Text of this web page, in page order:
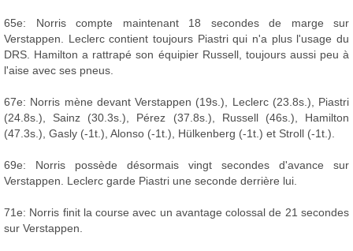
65e: Norris compte maintenant 18 secondes de marge sur
Verstappen. Leclerc contient toujours Piastri qui n'a plus l'usage du
DRS. Hamilton a rattrapé son équipier Russell, toujours aussi peu à
l'aise avec ses pneus.
67e: Norris mène devant Verstappen (19s.), Leclerc (23.8s.), Piastri
(24.8s.), Sainz (30.3s.), Pérez (37.8s.), Russell (46s.), Hamilton
(47.3s.), Gasly (-1t.), Alonso (-1t.), Hülkenberg (-1t.) et Stroll (-1t.).
69e: Norris possède désormais vingt secondes d'avance sur
Verstappen. Leclerc garde Piastri une seconde derrière lui.
71e: Norris finit la course avec un avantage colossal de 21 secondes
sur Verstappen.